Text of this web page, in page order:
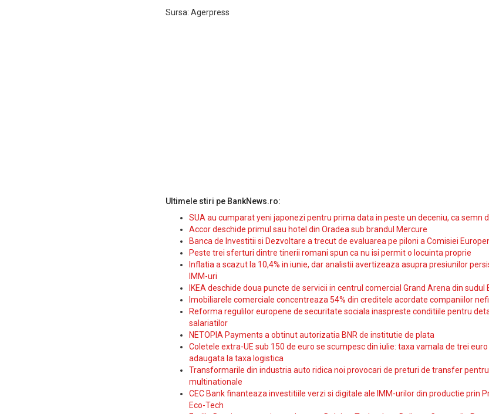
Sursa: Agerpress
Ultimele stiri pe BankNews.ro:
SUA au cumparat yeni japonezi pentru prima data in peste un deceniu, ca semn
Accor deschide primul sau hotel din Oradea sub brandul Mercure
Banca de Investitii si Dezvoltare a trecut de evaluarea pe piloni a Comisiei
Peste trei sferturi dintre tinerii romani spun ca nu isi permit o locuinta proprie
Inflatia a scazut la 10,4% in iunie, dar analistii avertizeaza asupra presiunilor
IMM-uri
IKEA deschide doua puncte de servicii in centrul comercial Grand Arena din sudul
Imobiliarele comerciale concentreaza 54% din creditele acordate companiilor
Reforma regulilor europene de securitate sociala inaspreste conditiile pentru
salariatilor
NETOPIA Payments a obtinut autorizatia BNR de institutie de plata
Coletele extra-UE sub 150 de euro se scumpesc din iulie: taxa vamala de trei
adaugata la taxa logistica
Transformarile din industria auto ridica noi provocari de preturi de transfer
multinationale
CEC Bank finanteaza investitiile verzi si digitale ale IMM-urilor din productie prin
Eco-Tech